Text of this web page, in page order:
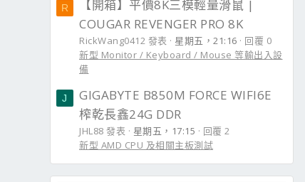
R
【開箱】平價8K三模輕量滑鼠 |
COUGAR REVENGER PRO 8K
RickWang0412 發表 星期五，21:16
回覆 0
新型 Monitor / Keyboard / Mouse 等輸出入設
備
J
GIGABYTE B850M FORCE WIFI6E
榨乾長鑫24G DDR
JHL88 發表 星期五，17:15
回覆 2
新型 AMD CPU 及相關主板測試